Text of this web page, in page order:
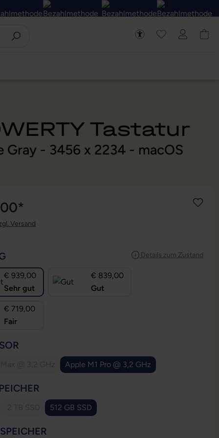
Tastatur
Gray - 3456 x 2234 - macOS
Versand
Details zum Zustand
€ 939,00
Sehr gut
€ 839,00
Gut
€ 719,00
Fair
(Diese Option ist zurzeit nicht verfügbar.)
Apple M1 Pro @ 3,2 GHz
Option ist zurzeit nicht verfügbar.)
(Diese Option ist zurzeit nicht verfügbar.)
512 GB SSD